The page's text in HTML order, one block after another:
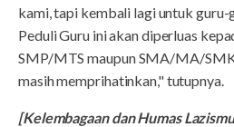
kami, tapi kembali lagi untuk guru-
Peduli Guru ini akan diperluas
SMP/MTS maupun SMA/MA/
masih memprihatinkan," tutupnya.
[Kelembagaan dan Humas